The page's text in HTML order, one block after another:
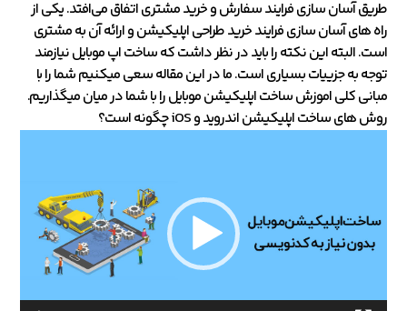
طریق آسان سازی فرایند سفارش و خرید مشتری اتفاق می‌افتد. یکی از
راه های آسان سازی فرایند خرید طراحی اپلیکیشن و ارائه آن به مشتری
است. البته این نکته را باید در نظر داشت که ساخت اپ موبایل نیازمند
توجه به جزییات بسیاری است. ما در این مقاله سعی میکنیم شما را با
مبانی کلی اموزش ساخت اپلیکیشن موبایل را با شما در میان میگذاریم.
روش‌ های ساخت اپلیکیشن اندروید و iOS چگونه است؟